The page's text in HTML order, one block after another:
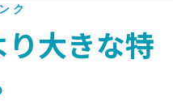
ク
り大きな特